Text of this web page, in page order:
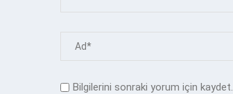
Bilgilerini sonraki yorum için kaydet.